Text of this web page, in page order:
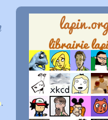
.